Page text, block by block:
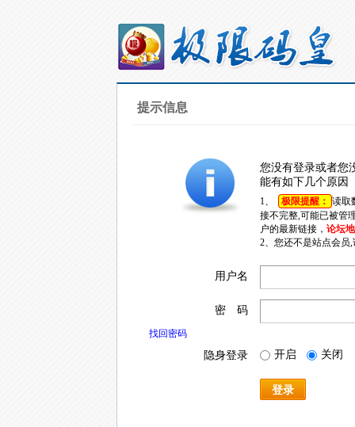
提示信息
您没有登录或者您
能有如下几个原因
1、 极限提醒： 读取
接不完整,可能已被管
户的最新链接， 论坛
2、您还不是站点会员
用户名
密 码
找回密码
隐身登录 开启 关闭
登录